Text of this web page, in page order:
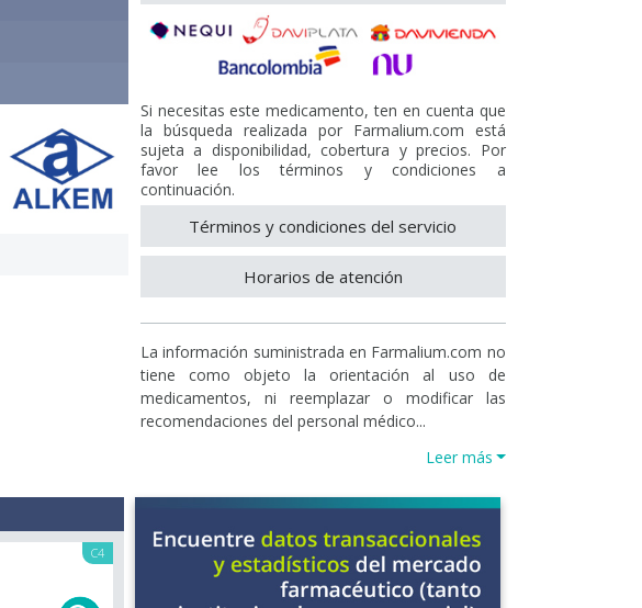
Si necesitas este medicamento, ten en cuenta que
la búsqueda realizada por Farmalium.com está
sujeta a disponibilidad, cobertura y precios. Por
favor lee los términos y condiciones a
continuación.
Términos y condiciones del servicio
Horarios de atención
La información suministrada en Farmalium.com no
tiene como objeto la orientación al uso de
medicamentos, ni reemplazar o modificar las
recomendaciones del personal médico...
Leer más
C4